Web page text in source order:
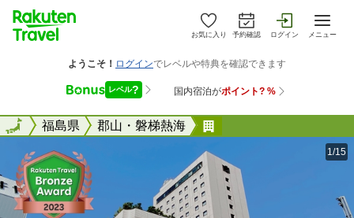
お気に入り 予約確認 ログイン メニュー
全国福島県 郡山・磐梯熱海
全国
1/15